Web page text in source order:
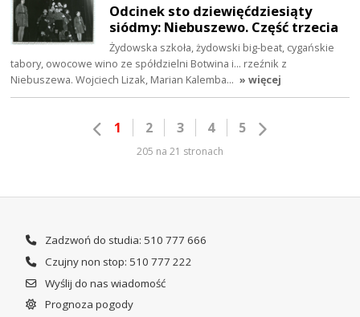
Odcinek sto dziewięćdziesiąty
siódmy: Niebuszewo. Część trzecia
Żydowska szkoła, żydowski big-beat, cygańskie
tabory, owocowe wino ze spółdzielni Botwina i… rzeźnik z
Niebuszewa. Wojciech Lizak, Marian Kalemba… » więcej
1 2 3 4 5
205 na 21 stronach
Zadzwoń do studia: 510 777 666
Czujny non stop: 510 777 222
Wyślij do nas wiadomość
Prognoza pogody